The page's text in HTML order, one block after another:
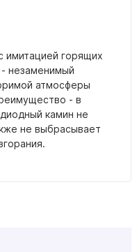
имитацией горящих
незаменимый
атмосферы
- в
камин не
не выбрасывает